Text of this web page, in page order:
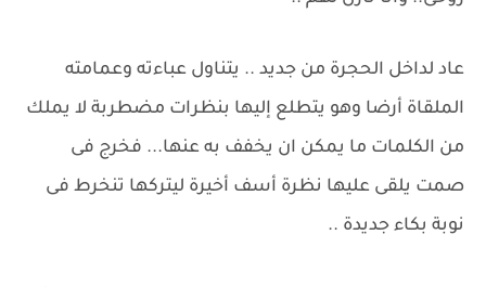
عاد لداخل الحجرة من جديد .. يتناول عباءته وعمامته
الملقاة أرضا وهو يتطلع إليها بنظرات مضطربة لا يملك
من الكلمات ما يمكن ان يخفف به عنها... فخرج فى
صمت يلقى عليها نظرة أسف أخيرة ليتركها تنخرط فى
نوبة بكاء جديدة ..